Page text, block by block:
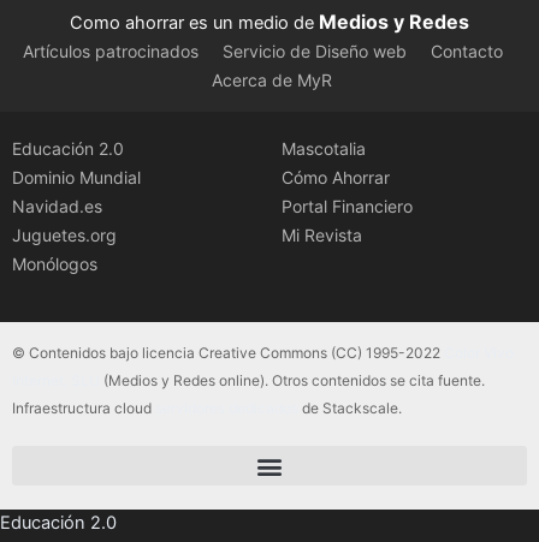
Como ahorrar es un medio de Medios y Redes
Artículos patrocinados Servicio de Diseño web
Contacto
Acerca de MyR
Educación 2.0
Dominio Mundial
Navidad.es
Juguetes.org
Monólogos
Mascotalia
Cómo Ahorrar
Portal Financiero
Mi Revista
© Contenidos bajo licencia Creative Commons (CC) 1995-2022
(Medios y Redes online). Otros contenidos se cita fuente.
Infraestructura cloud
de Stackscale.
Educación 2.0